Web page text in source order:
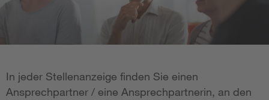
In jeder Stellenanzeige finden Sie einen
Ansprechpartner / eine Ansprechpartnerin, an den